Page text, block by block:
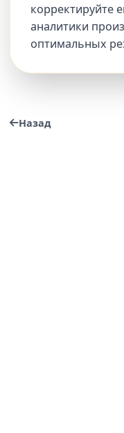
корректируйте
аналитики
оптимальных
Назад